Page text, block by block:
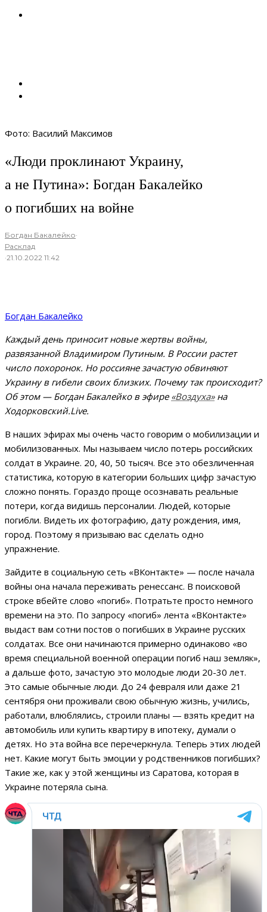
Фото: Василий Максимов
«Люди проклинают Украину,
а не Путина»: Богдан Бакалейко
о погибших на войне
Богдан Бакалейко·
Расклад
·21.10.2022 11:42
Богдан Бакалейко
Каждый день приносит новые жертвы войны,
развязанной Владимиром Путиным. В России растет
число похоронок. Но россияне зачастую обвиняют
Украину в гибели своих близких. Почему так происходит?
Об этом — Богдан Бакалейков эфире «Воздуха»на
Ходорковский.Live.
В наших эфирах мы очень часто говорим о мобилизации и
мобилизованных. Мы называем число потерь российских
солдат в Украине. 20, 40, 50 тысяч. Все это обезличенная
статистика, которую в категории больших цифр зачастую
сложно понять. Гораздо проще осознавать реальные
потери, когда видишь персоналии. Людей, которые
погибли. Видеть их фотографию, дату рождения, имя,
город. Поэтому я призываю вас сделать одно
упражнение.
Зайдите в социальную сеть «ВКонтакте» — после начала
войны она начала переживать ренессанс. В поисковой
строке вбейте слово «погиб». Потратьте просто немного
времени на это. По запросу «погиб» лента «ВКонтакте»
выдаст вам сотни постов о погибших в Украине русских
солдатах. Все они начинаются примерно одинаково «во
время специальной военной операции погиб наш земляк»,
а дальше фото, зачастую это молодые люди 20-30 лет.
Это самые обычные люди. До 24 февраля или даже 21
сентября они проживали свою обычную жизнь, учились,
работали, влюблялись, строили планы — взять кредит на
автомобиль или купить квартиру в ипотеку, думали о
детях. Но эта война все перечеркнула. Теперь этих людей
нет. Какие могут быть эмоции у родственников погибших?
Такие же, как у этой женщины из Саратова, которая в
Украине потеряла сына.